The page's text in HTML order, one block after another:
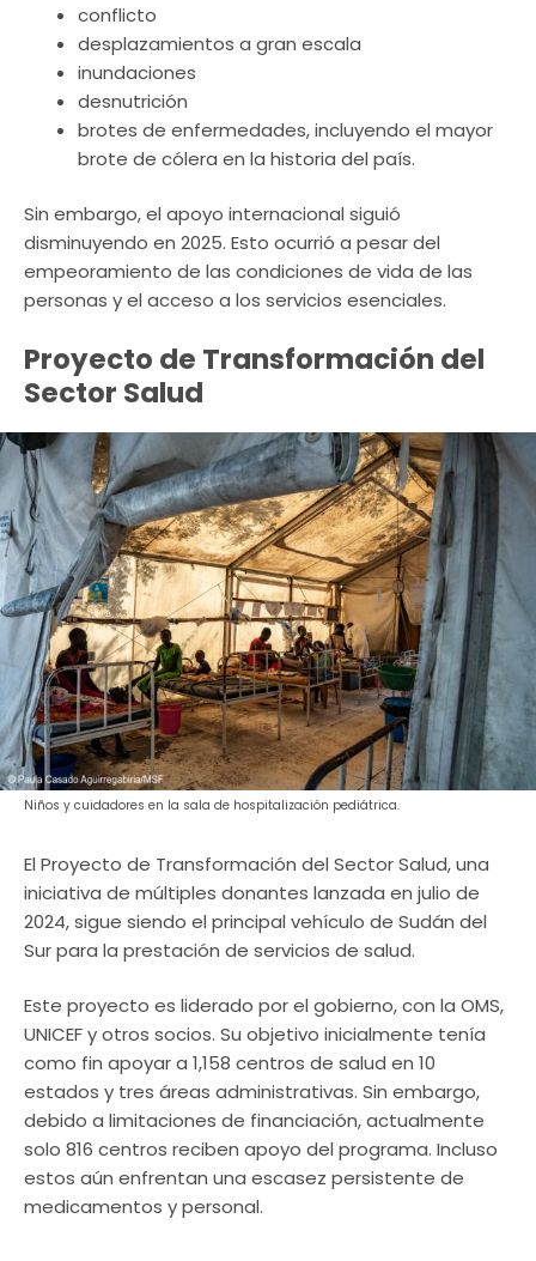
conflicto
desplazamientos a gran escala
inundaciones
desnutrición
brotes de enfermedades, incluyendo el mayor
brote de cólera en la historia del país.
Sin embargo, el apoyo internacional siguió
disminuyendo en 2025. Esto ocurrió a pesar del
empeoramiento de las condiciones de vida de las
personas y el acceso a los servicios esenciales.
Proyecto de Transformación del
Sector Salud
Niños y cuidadores en la sala de hospitalización pediátrica.
El Proyecto de Transformación del Sector Salud, una
iniciativa de múltiples donantes lanzada en julio de
2024, sigue siendo el principal vehículo de Sudán del
Sur para la prestación de servicios de salud.
Este proyecto es liderado por el gobierno, con la OMS,
UNICEF y otros socios. Su objetivo inicialmente tenía
como fin apoyar a 1,158 centros de salud en 10
estados y tres áreas administrativas. Sin embargo,
debido a limitaciones de financiación, actualmente
solo 816 centros reciben apoyo del programa. Incluso
estos aún enfrentan una escasez persistente de
medicamentos y personal.